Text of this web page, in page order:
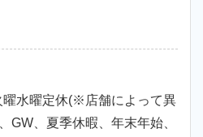
曜水曜定休(※店舗によって異
GW、夏季休暇、年末年始、